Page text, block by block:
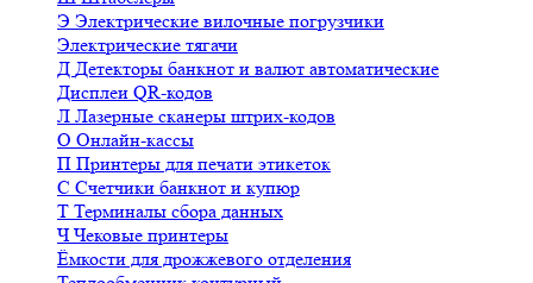
Э Электрические вилочные погрузчики
Электрические тягачи
Д Детекторы банкнот и валют автоматические
Дисплеи QR-кодов
Л Лазерные сканеры штрих-кодов
О Онлайн-кассы
П Принтеры для печати этикеток
С Счетчики банкнот и купюр
Т Терминалы сбора данных
ЧЧековые принтеры
Ёмкости для дрожжевого отделения